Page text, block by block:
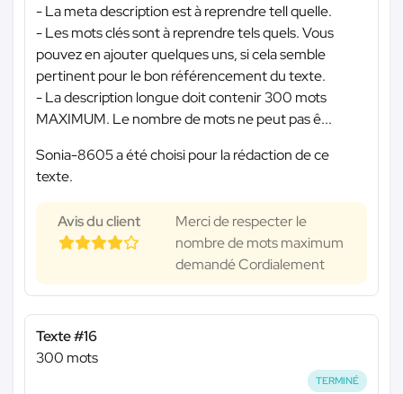
- La meta description est à reprendre tell quelle.
- Les mots clés sont à reprendre tels quels. Vous
pouvez en ajouter quelques uns, si cela semble
pertinent pour le bon référencement du texte.
- La description longue doit contenir 300 mots
MAXIMUM. Le nombre de mots ne peut pas ê...
Sonia-8605 a été choisi pour la rédaction de ce
texte.
Avis du client
Merci de respecter le
nombre de mots maximum
demandé Cordialement
Texte #16
300 mots
TERMINÉ